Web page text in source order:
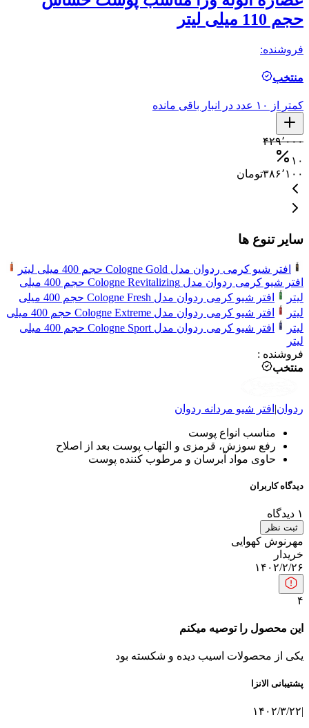
حجم 110 میلی لیتر
فروشنده:
منتخب
کمتر از ۱۰ عدد در انبار باقی مانده
۴۲۹٬۰۰۰
۱۰
۳۸۶٬۱۰۰تومان
سایر تنوع ها
افتر شیو کرمی ردوان مدل Cologne Gold حجم 400 میلی لیتر
افتر شیو کرمی ردوان مدل Cologne Revitalizing حجم 400 میلی
لیتر
افتر شیو کرمی ردوان مدل Cologne Fresh حجم 400 میلی
لیتر
افتر شیو کرمی ردوان مدل Cologne Extreme حجم 400 میلی
لیتر
افتر شیو کرمی ردوان مدل Cologne Sport حجم 400 میلی
لیتر
فروشنده :
منتخب
ردوان| افتر شیو مردانه ردوان
مناسب انواع پوست
رفع سوزش، قرمزی و التهاب پوست بعد از اصلاح
حاوی مواد آبرسان و مرطوب کننده پوست
دیدگاه کاربران
۱ دیدگاه
ثبت نظر
مهرنوش کهوایی
خریدار
۱۴۰۲/۲/۲۶
۴
این محصول را توصیه میکنم
یکی از محصولات اسیب دیده و شکسته بود
پشتیبانی الانزا
|۱۴۰۲/۳/۲۲